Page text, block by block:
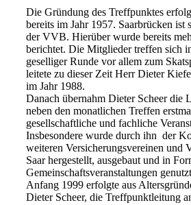
Die Gründung des Treffpunktes
bereits im Jahr 1957. Saarbrücken ist
der VVB. Hierüber wurde bereits
berichtet. Die Mitglieder treffen sich
geselliger Runde vor allem zum
leitete zu dieser Zeit Herr Dieter
im Jahr 1988.
Danach übernahm Dieter Scheer die
neben den monatlichen Treffen
gesellschaftliche und fachliche
Insbesondere wurde durch ihn der
weiteren Versicherungsvereinen und
Saar hergestellt, ausgebaut und in
Gemeinschaftsveranstaltungen
Anfang 1999 erfolgte aus
Dieter Scheer, die Treffpunktleitung